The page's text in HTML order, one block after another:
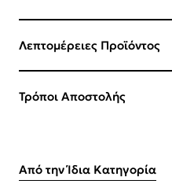
Λεπτομέρειες Προϊόντος
Τρόποι Αποστολής
Από την Ίδια Κατηγορία